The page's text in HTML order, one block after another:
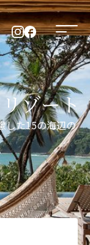
ゾート
した15の海辺の